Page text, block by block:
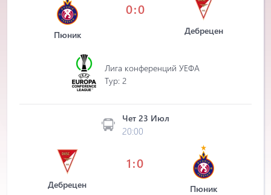
Пюник
0:0
Дебрецен
Лига конференций УЕФА
Tур: 2
Чет 23 Июл
20:00
Дебрецен
1:0
Пюник